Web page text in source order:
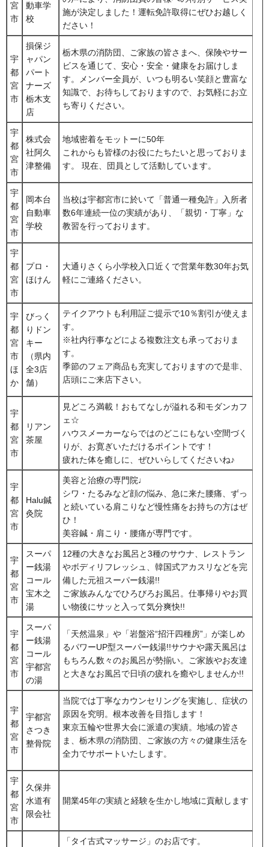
宮
市
動車学
校
施が決定しました！運転免許取得にぜひお越しく
ださい！
宇
都
宮
市
損保ジ
ャパン
パート
ナーズ
栃木支
店
栃木県の消防団、ご家族の皆さまへ、保険やサー
ビスを通じて、安心・安全・健康をお届けしま
す。メンバー全員が、いつも明るい笑顔と豊富な
知識で、お待ちしておりますので、お気軽にお立
ち寄りください。
宇
都
宮
市
株式会
社阿久
津整備
地域密着をモットーに50年
これからも皆様のお役にたちたいと思っておりま
す。 現在、団員として活動しています。
宇
都
宮
市
岡本台
自動車
学校
当校は宇都宮市に於いて「普通一種免許」入所者
数6年連続一位の実績があり、「親切・丁寧」な
教習を行っております。
宇
都
宮
市
プロ・
ほけん
大通りさくら小学校入口近くで営業年数30年お気
軽にご連絡ください。
宇
都
宮
市
ほ
か
びっく
りドン
キー
（県内
全3店
舗）
テイクアウトも利用証ご提示で10％割引が使えま
す。
※社内行事などによる複数注文も承っておりま
す。
季節のフェア商品も充実しておりますので是非、
店頭にご来店下さい。
宇
都
宮
市
リアン
茶屋
見どころ満載！おもてなしが溢れる和モダンカフ
ェ☆
ハウスメーカーならではのどこにもない空間づく
りが、お寛ぎいただけるポイントです！
疲れた体を癒しに、ぜひいらしてくださいね♪
宇
都
宮
市
Halu鍼
灸院
美容と治療の専門院♩
シワ・たるみなど顔の悩み、急に来た腰痛、ずっ
と続いている肩こりなど慢性痛をお持ちの方はぜ
ひ！
美容鍼・肩こり・腰痛が専門です。
宇
都
宮
市
スーパ
ー銭湯
コール
宝木之
湯
12種の大きなお風呂と3種のサウナ、レストラン
やボディリフレッシュ、韓国式アカスリなどを完
備した元祖スーパー銭湯!!
ご家族みんなでひろびろお風呂。仕事帰りやお買
い物後にサッと入って気分爽快!!
宇
都
宮
市
スーパ
ー銭湯
コール
宇都宮
の湯
「天然温泉」や「岩盤浴“招汗四種房”」が楽しめ
るパワーUP型スーパー銭湯!!サウナや露天風呂は
もちろん数々のお風呂が勢揃い。ご家族やお友達
と大きなお風呂で日頃の疲れを癒やしませんか!!
宇
都
宮
市
宇都宮
さつき
整骨院
当院では丁寧なカウンセリングを実施し、症状の
原因を究明。根本改善を目指します！
東京五輪や世界大会に派遣の実績。地域の皆さ
ま、栃木県の消防団、ご家族の方々の健康生活を
全力でサポートいたします。
宇
都
宮
市
久保井
水道有
限会社
開業45年の実績と経験を生かし地域に貢献します
「タイ古式マッサージ」のお店です。